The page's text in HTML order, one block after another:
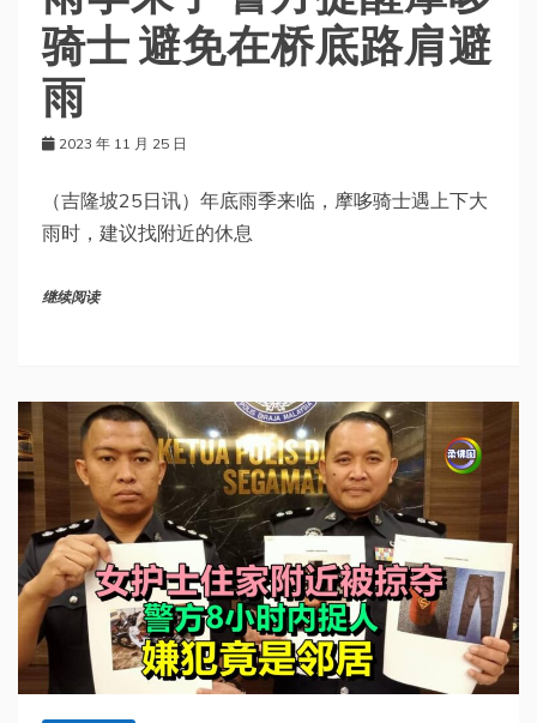
骑士 避免在桥底路肩避
雨
2023 年 11 月 25 日
（吉隆坡25日讯）年底雨季来临，摩哆骑士遇上下大
雨时，建议找附近的休息
继续阅读